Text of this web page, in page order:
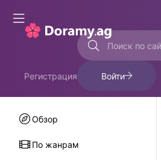
Регистрация Войти
Обзор
По жанрам